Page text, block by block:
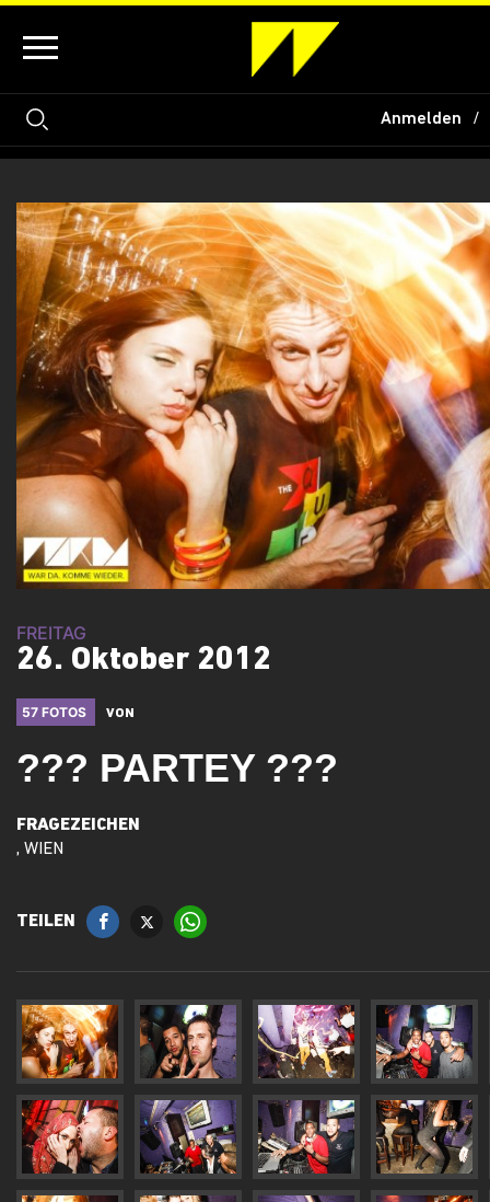
Anmelden
FREITAG
26. Oktober 2012
57 FOTOS VON
??? PARTEY ???
FRAGEZEICHEN
, WIEN
TEILEN